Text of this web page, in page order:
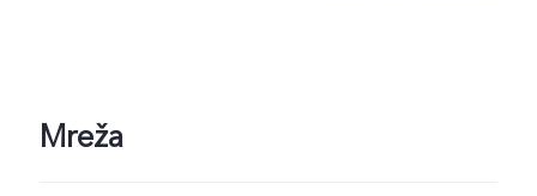
Mreža